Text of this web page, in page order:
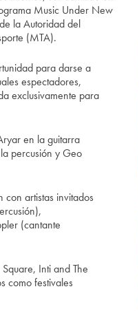
Music Under New
la Autoridad del
(MTA).
para darse a
espectadores,
exclusivamente para
en la guitarra
percusión y Geo
artistas invitados
(cantante
Inti and The
como festivales